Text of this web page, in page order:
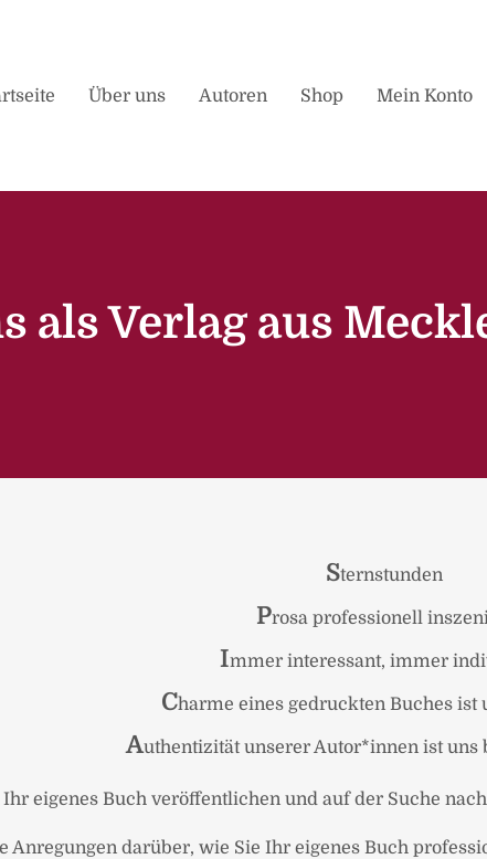
Über uns Autoren Shop Mein Konto
als Verlag aus
Sternstunden
Prosa professionell
Immer interessant, immer
Charme eines gedruckten Buches ist
Authentizität unserer Autor*innen ist uns
eigenes Buch veröffentlichen und auf der Suche
Anregungen darüber, wie Sie Ihr eigenes Buch